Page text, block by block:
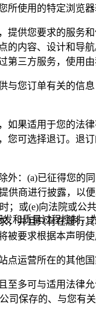
和质量过程控制
所使用的特定浏览器
供您要求的服务
内容、设计和
三方服务，使用
您订单有关的
果适用于您的法
可选择退订。
：(a)已征得您的
商进行披露，以
或(e)向法院或
并且只有在履
要求根据本声明使
点运营所在的其他国
多可与适用法律
司保存的、与您有